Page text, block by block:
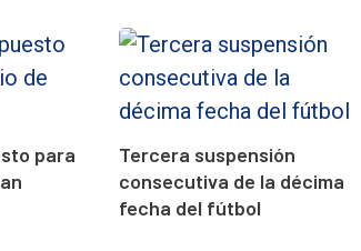
para
Tercera suspensión
consecutiva de la décima
fecha del fútbol